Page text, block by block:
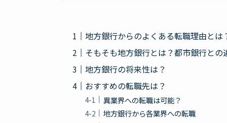
地方銀行からのよくある転職理由とは
そもそも地方銀行とは？都市銀行との
地方銀行の将来性は？
おすすめの転職先は？
異業界への転職は可能？
地方銀行から各業界への転職